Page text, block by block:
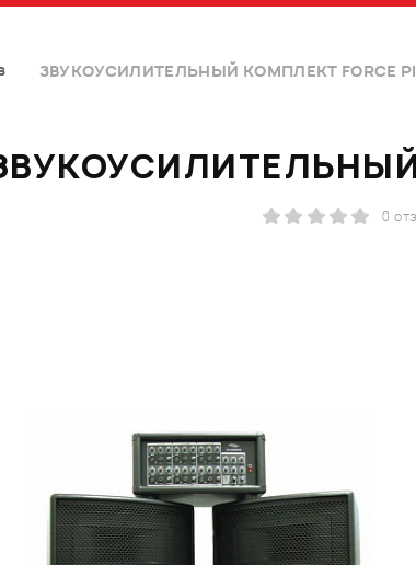
ЗВУКОУСИЛИТЕЛЬНЫЙ КОМПЛЕКТ FORCE
0